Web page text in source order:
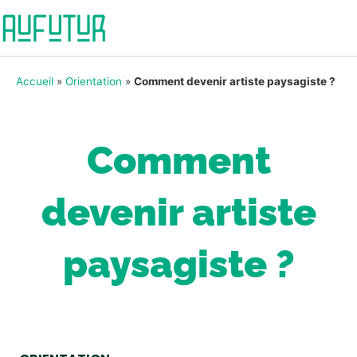
Accueil » Orientation » Comment devenir artiste paysagiste ?
Comment
devenir artiste
paysagiste ?